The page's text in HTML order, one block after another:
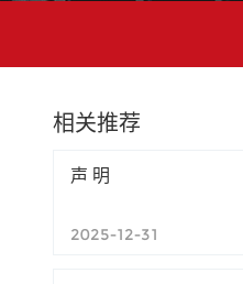
相关推荐
声 明
2025-12-31